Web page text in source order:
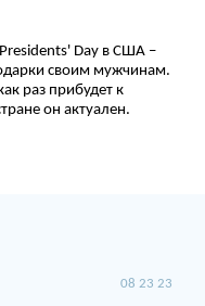
Day в США –
своим мужчинам.
раз прибудет к
он актуален.
08 23 23